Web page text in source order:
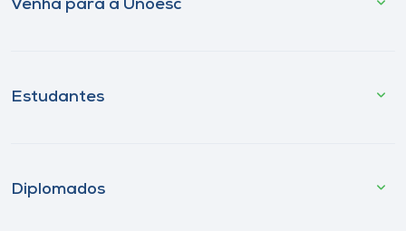
Venha para a Unoesc
Estudantes
Diplomados